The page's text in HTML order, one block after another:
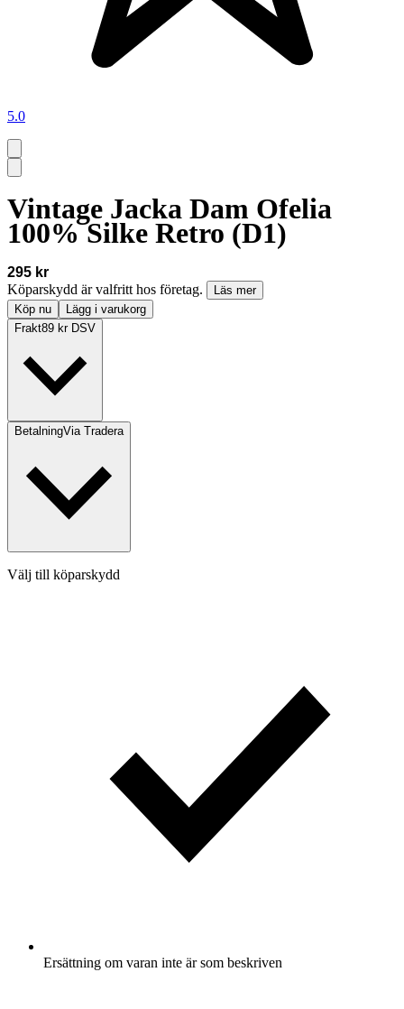
5.0
Vintage Jacka Dam Ofelia
100% Silke Retro (D1)
295 kr
Köparskydd är valfritt hos företag.
Läs mer
Köp nu
Lägg i varukorg
Frakt89 kr DSV
BetalningVia Tradera
Välj till köparskydd
Ersättning om varan inte är som beskriven